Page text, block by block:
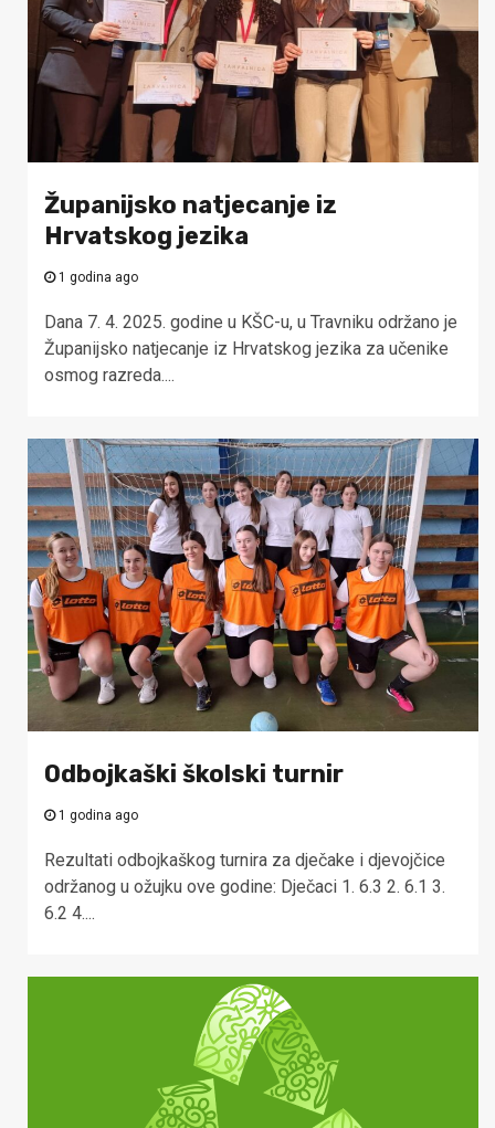
Županijsko natjecanje iz
Hrvatskog jezika
1 godina ago
Dana 7. 4. 2025. godine u KŠC-u, u Travniku održano je
Županijsko natjecanje iz Hrvatskog jezika za učenike
osmog razreda....
Odbojkaški školski turnir
1 godina ago
Rezultati odbojkaškog turnira za dječake i djevojčice
održanog u ožujku ove godine: Dječaci 1. 6.3 2. 6.1 3.
6.2 4....